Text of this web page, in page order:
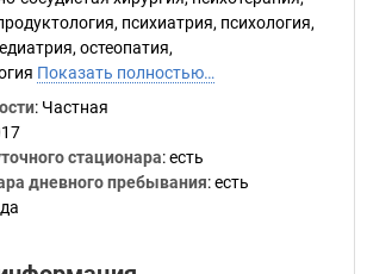
психиатрия, психология,
остеопатия,
Показать полностью…
: Частная
стационара: есть
дневного пребывания: есть